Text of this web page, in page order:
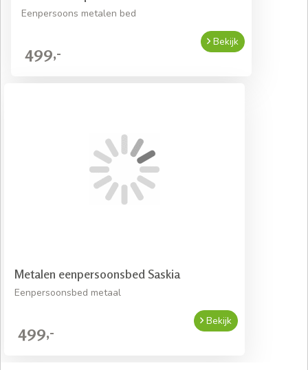
Eenpersoons metalen bed
499,-
Bekijk
Metalen eenpersoonsbed Saskia
Eenpersoonsbed metaal
499,-
Bekijk